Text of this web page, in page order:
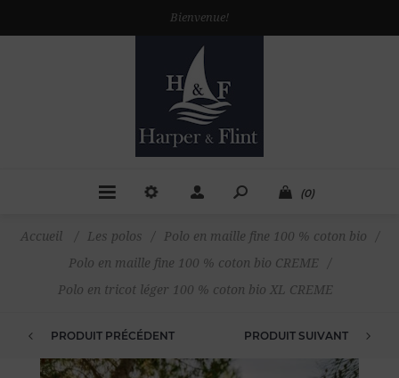
Bienvenue!
(0)
Accueil / Les polos / Polo en maille fine 100 % coton bio
/
Polo en maille fine 100 % coton bio CREME
/
Polo en tricot léger 100 % coton bio XL CREME
PRODUIT PRÉCÉDENT PRODUIT SUIVANT